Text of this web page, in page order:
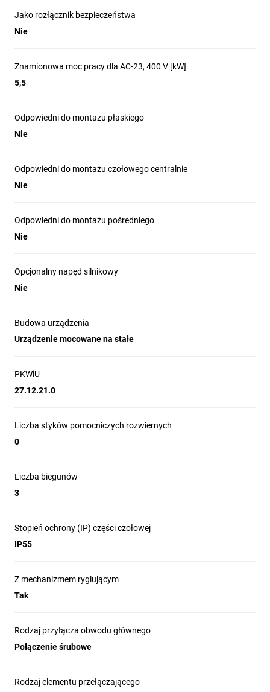
Jako rozłącznik bezpieczeństwa
Nie
Znamionowa moc pracy dla AC-23, 400 V [kW]
5,5
Odpowiedni do montażu płaskiego
Nie
Odpowiedni do montażu czołowego centralnie
Nie
Odpowiedni do montażu pośredniego
Nie
Opcjonalny napęd silnikowy
Nie
Budowa urządzenia
Urządzenie mocowane na stałe
PKWiU
27.12.21.0
Liczba styków pomocniczych rozwiernych
0
Liczba biegunów
3
Stopień ochrony (IP) części czołowej
IP55
Z mechanizmem ryglującym
Tak
Rodzaj przyłącza obwodu głównego
Połączenie śrubowe
Rodzaj elementu przełączającego